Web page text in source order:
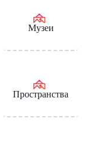
Музеи
Пространства